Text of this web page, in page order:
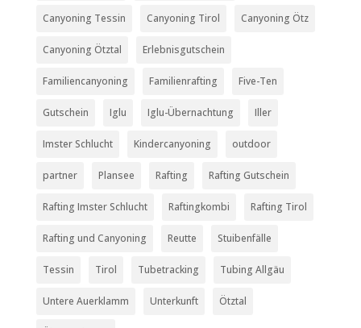
Canyoning Tessin Canyoning Tirol Canyoning Ötz
Canyoning Ötztal Erlebnisgutschein
Familiencanyoning Familienrafting Five-Ten
Gutschein Iglu Iglu-Übernachtung Iller
Imster Schlucht Kindercanyoning outdoor
partner Plansee Rafting Rafting Gutschein
Rafting Imster Schlucht Raftingkombi Rafting Tirol
Rafting und Canyoning Reutte Stuibenfälle
Tessin Tirol Tubetracking Tubing Allgäu
Untere Auerklamm Unterkunft Ötztal